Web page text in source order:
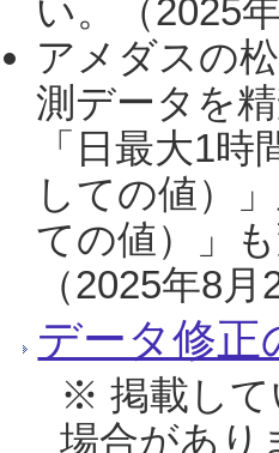
い。（2025
アメダスの
測データを
「日最大1
しての値）
ての値）」
（2025年8月
データ修正
※ 掲載して
場合があり